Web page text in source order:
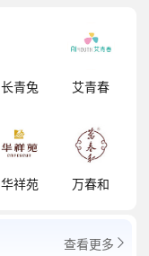
长青兔 艾青春
华祥苑 万春和
查看更多 